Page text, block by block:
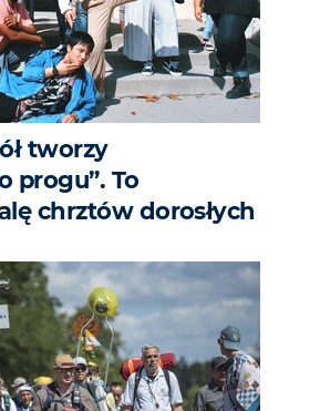
tworzy
progu”. To
chrztów dorosłych